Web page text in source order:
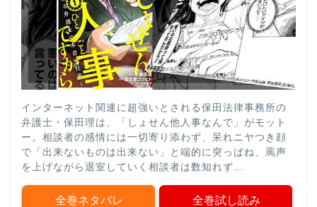
インターネット関連に超強いとされる保田法律事務所の
弁護士・保田理は、「しょせん他人事なんで」がモット
ー。相談者の感情には一切寄り添わず、呆れニヤつき顔
で「出来ないものは出来ない」と端的に突っぱね、罵声
を上げながら退室していく相談者は数知れず…
全巻ネタバレ 全巻試し読み